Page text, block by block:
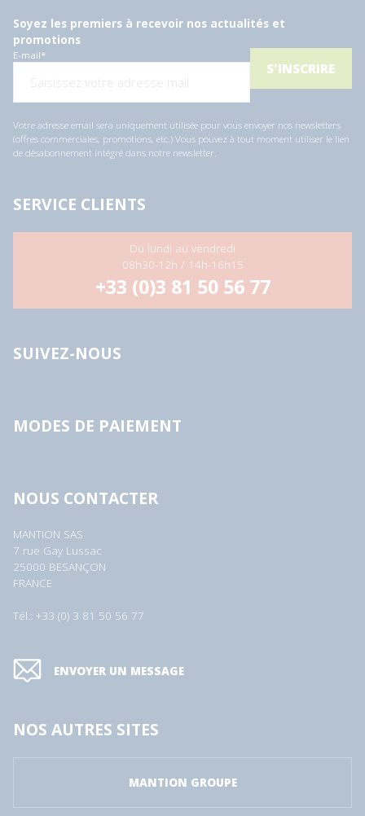
Soyez les premiers à recevoir nos actualités et
promotions
E-mail*
Votre adresse email sera uniquement utilisée pour vous envoyer nos newsletters
(offres commerciales, promotions, etc.) Vous pouvez à tout moment utiliser le lien
de désabonnement intégré dans notre newsletter.
SERVICE CLIENTS
Du lundi au vendredi
08h30-12h / 14h-16h15
+33 (0)3 81 50 56 77
SUIVEZ-NOUS
MODES DE PAIEMENT
NOUS CONTACTER
MANTION SAS
7 rue Gay Lussac
25000 BESANÇON
FRANCE
Tél.: +33 (0) 3 81 50 56 77
ENVOYER UN MESSAGE
NOS AUTRES SITES
MANTION GROUPE